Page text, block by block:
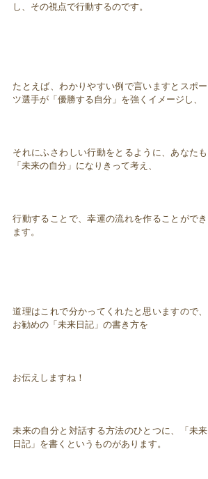
し、その視点で行動するのです。
たとえば、わかりやすい例で言いますとスポー
ツ選手が「優勝する自分」を強くイメージし、
それにふさわしい行動をとるように、あなたも
「未来の自分」になりきって考え、
行動することで、幸運の流れを作ることができ
ます。
道理はこれで分かってくれたと思いますので、
お勧めの「未来日記」の書き方を
お伝えしますね！
未来の自分と対話する方法のひとつに、「未来
日記」を書くというものがあります。